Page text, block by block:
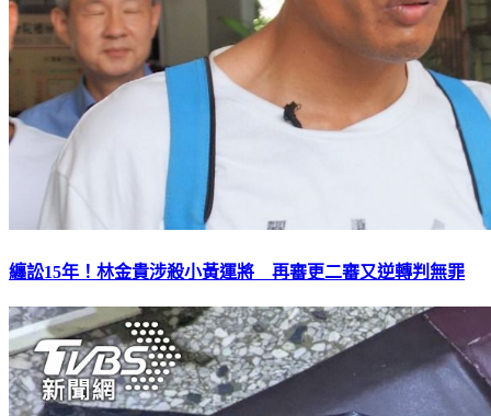
纏訟15年！林金貴涉殺小黃運將 再審更二審又逆轉判無罪